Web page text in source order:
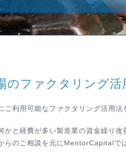
のファクタリング活
ご利用可能なファクタリング活用法
かと経費が多い製造業の資金繰り
らのご相談を元にMentorCapitalで